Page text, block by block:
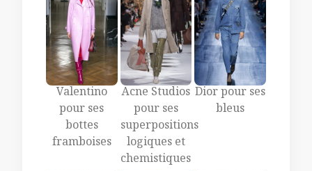
Valentino
pour ses
bottes
framboises
Acne Studios
pour ses
superpositions
logiques et
chemistiques
Dior pour ses
bleus